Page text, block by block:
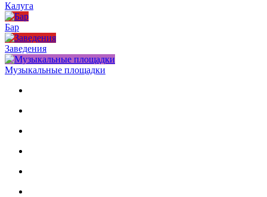
Калуга
Бар
Заведения
Музыкальные площадки